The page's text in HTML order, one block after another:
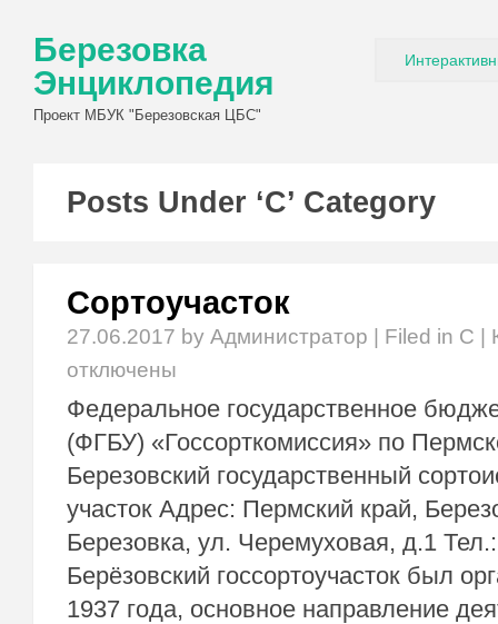
Березовка
Энциклопедия
Проект МБУК "Березовская ЦБС"
Posts Under ‘С’ Category
Сортоучасток
27.06.2017 by Администратор | Filed in С
отключены
Федеральное государственное
(ФГБУ) «Госсорткомиссия» по
Березовский государственный
участок Адрес: Пермский край,
Березовка, ул. Черемуховая, д.1
Берёзовский госсортоучасток был
1937 года, основное направление